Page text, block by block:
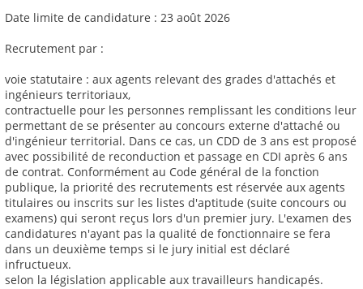
Date limite de candidature : 23 août 2026
Recrutement par :
voie statutaire : aux agents relevant des grades d'attachés et
ingénieurs territoriaux,
contractuelle pour les personnes remplissant les conditions leur
permettant de se présenter au concours externe d'attaché ou
d'ingénieur territorial. Dans ce cas, un CDD de 3 ans est proposé
avec possibilité de reconduction et passage en CDI après 6 ans
de contrat. Conformément au Code général de la fonction
publique, la priorité des recrutements est réservée aux agents
titulaires ou inscrits sur les listes d'aptitude (suite concours ou
examens) qui seront reçus lors d'un premier jury. L'examen des
candidatures n'ayant pas la qualité de fonctionnaire se fera
dans un deuxième temps si le jury initial est déclaré
infructueux.
selon la législation applicable aux travailleurs handicapés.